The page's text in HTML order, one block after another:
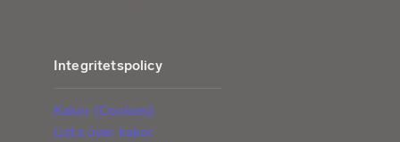
Integritetspolicy
Kakor (Cookies)
Lista över kakor